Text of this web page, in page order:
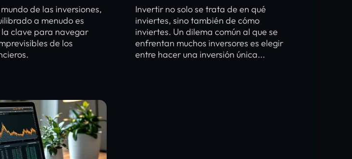
de las inversiones,
a menudo es
clave para navegar
de los
Invertir no solo se trata de en qué
inviertes, sino también de cómo
inviertes. Un dilema común al que se
enfrentan muchos inversores es elegir
entre hacer una inversión única...